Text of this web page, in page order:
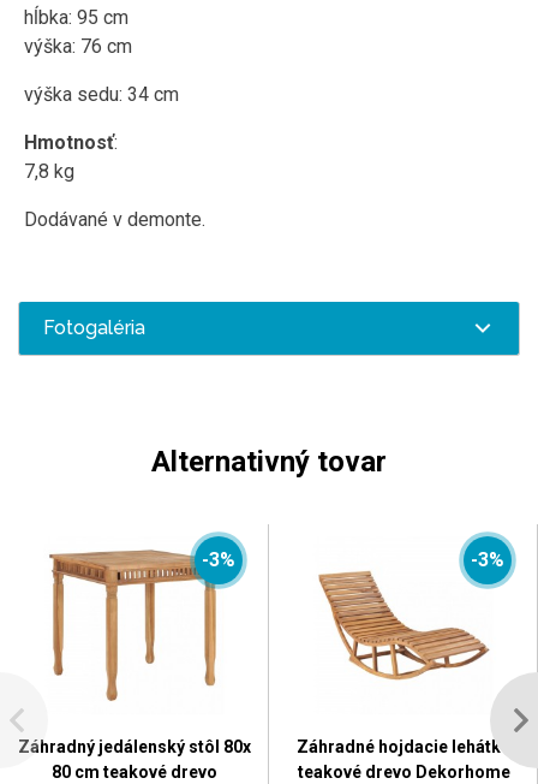
hĺbka: 95 cm
výška: 76 cm
výška sedu: 34 cm
Hmotnosť:
7,8 kg
Dodávané v demonte.
Fotogaléria
Alternativný tovar
-3%
Záhradný jedálenský stôl 80x
80 cm teakové drevo
-3%
Záhradné hojdacie lehátko
teakové drevo Dekorhome